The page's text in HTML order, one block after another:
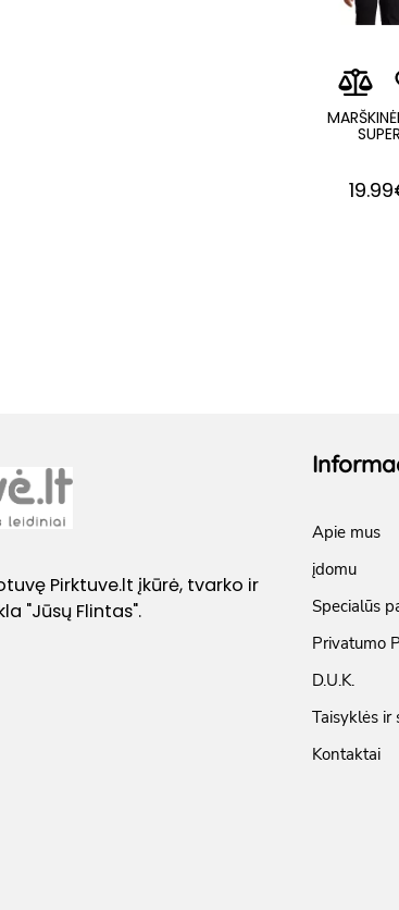
SUPER
Pirktuve.lt įkūrė, tvarko ir
"Jūsų Flintas".
Apie mus
įdomu
Specialūs
Privatumo
D.U.K.
Taisyklės ir
Kontaktai